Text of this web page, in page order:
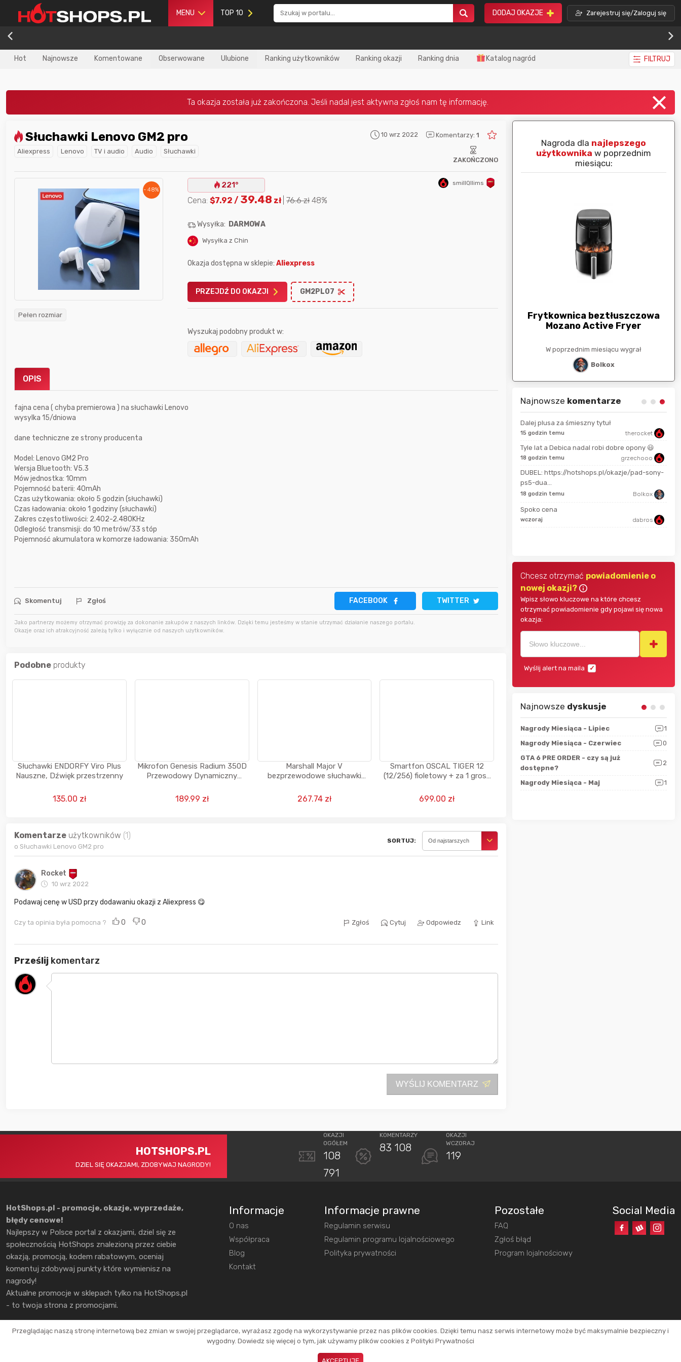
MENU TOP 10 DODAJ OKAZJE Zarejestruj się/Zaloguj się
Hot Najnowsze Komentowane Obserwowane Ulubione Ranking użytkowników Ranking okazji Ranking dnia Katalog nagród FILTRUJ
Słuchawki Lenovo GM2 pro 10 wrz 2022 Komentarzy: 1
Aliexpress Lenovo TV i audio Audio
Słuchawki
ZAKOŃCZONO
- 48%
Pełen rozmiar
221° smillQllims
Cena:$7.92 / 39.48 zł 76.6zł 48%
Wysyłka: DARMOWA
Wysyłka z Chin
Okazja dostępna w sklepie:Aliexpress
PRZEJDŹ DO OKAZJI GM2PL07
Wyszukaj podobny produkt w:
OPIS
fajna cena ( chyba premierowa ) na słuchawki Lenovo
wysylka 15/dniowa
dane techniczne ze strony producenta
Model: Lenovo GM2 Pro
Wersja Bluetooth: V5.3
Mów jednostka: 10mm
Pojemność baterii: 40mAh
Czas użytkowania: około 5 godzin (słuchawki)
Czas ładowania: około 1 godziny (słuchawki)
Zakres częstotliwości: 2.402-2.480KHz
Odległość transmisji: do 10 metrów/33 stóp
Pojemność akumulatora w komorze ładowania: 350mAh
Skomentuj Zgłoś FACEBOOK TWITTER
Jako partnerzy możemy otrzymać prowizję za dokonanie zakupów z naszych linków. Dzięki temu jesteśmy w stanie utrzymać działanie naszego portalu.
Okazje oraz ich atrakcyjność zależą tylko i wyłącznie od naszych użytkowników.
Podobne produkty
Słuchawki ENDORFY Viro Plus
Nauszne, Dźwięk przestrzenny
135.00 zł
Mikrofon Genesis Radium 350D
Przewodowy Dynamiczny
189.99 zł
Marshall Major V
bezprzewodowe słuchawki
odtwarzania - czarne
267.74 zł
Smartfon OSCAL TIGER 12
(12/256) fioletowy + za 1 grosz
699.00 zł
Komentarze użytkowników (1)
o Słuchawki Lenovo GM2 pro
SORTUJ: Od najstarszych
Rocket
10 wrz 2022
Podawaj cenę w USD przy dodawaniu okazji z Aliexpress 😋
Czy ta opinia była pomocna ? 0 0 Zgłoś Cytuj Odpowiedz Link
Prześlij komentarz
WYŚLIJ KOMENTARZ
najlepszego
w poprzednim
Nagroda dlanajlepszego
użytkownikaw tym miesiącu:
Gofrownica GÖTZE & JENSEN
Karta podarunkowa
w poprzednim miesiącu:
Karta podarunkowa
Nagroda dla najlepszego
użytkownika w poprzednim
miesiącu:
Frytkownica beztłuszczowa
Mozano Active Fryer
W poprzednim miesiącu wygrał
Bolkox
Najnowsze komentarze
18 godzin temu
wczoraj
Dalej plusa za śmieszny tytuł
15 godzin temu therocket
Tyle lat a Debica nadal robi dobre opony 😃
18 godzin temu grzechooo
DUBEL: https://hotshops.pl/okazje/pad-sony-
ps5-dua...
18 godzin temu Bolkox
Spoko cena
wczoraj dabros
Chcesz otrzymać powiadomienie o
nowej okazji?
Wpisz słowo kluczowe na które chcesz
otrzymać powiadomienie gdy pojawi się nowa
okazja:
Wyślij alert na maila
Najnowsze dyskusje
Katalog nagród
Nagrody Miesiąca - Lipiec
1
Nagrody Miesiąca - Czerwiec
0
GTA 6 PRE ORDER - czy są już
dostępne?
2
Nagrody Miesiąca - Maj 1
HOTSHOPS.PL
DZIEL SIĘ OKAZJAMI, ZDOBYWAJ NAGRODY!
OKAZJI
OGÓŁEM
108
791
KOMENTARZY
83 108
OKAZJI
WCZORAJ
119
HotShops.pl - promocje, okazje, wyprzedaże,
błędy cenowe!
Najlepszy w Polsce portal z okazjami, dziel się ze
społecznością HotShops znalezioną przez ciebie
okazją, promocją, kodem rabatowym, oceniaj
komentuj zdobywaj punkty które wymienisz na
nagrody!
Aktualne promocje w sklepach tylko na HotShops.pl
- to twoja strona z promocjami.
Informacje
O nas
Współpraca
Blog
Kontakt
Informacje prawne
Regulamin serwisu
Regulamin programu lojalnościowego
Polityka prywatności
Pozostałe
FAQ
Zgłoś błąd
Program lojalnościowy
Social Media
Copyright © 2026 HotShops.pl - Wszelkie prawa zastrzeżone.
Jako partnerzy możemy otrzymać prowizję za dokonanie zakupów z naszych linków. Dzięki temu jesteśmy w stanie utrzymać działanie naszego portalu.
Przeglądając naszą stronę internetową bez zmian w swojej przeglądarce, wyrażasz zgodę na wykorzystywanie przez nas plików cookies. Dzięki temu nasz serwis internetowy może być maksymalnie bezpieczny i
wygodny. Dowiedz się więcej o tym, jak używamy plików cookies z Polityki Prywatności